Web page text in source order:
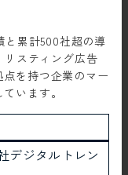
と累計500社超の導
リスティング広告
を持つ企業のマー
います。
デジタルトレン